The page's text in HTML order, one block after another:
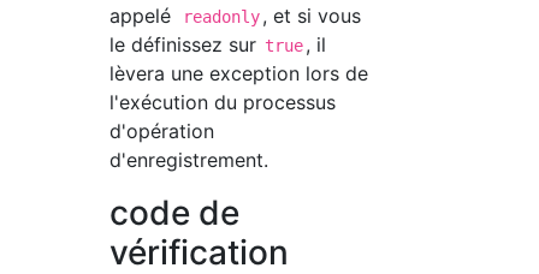
appelé
readonly, et si vous
le définissez sur true, il
lèvera une exception lors de
l'exécution du processus
d'opération
d'enregistrement.
code de
vérification